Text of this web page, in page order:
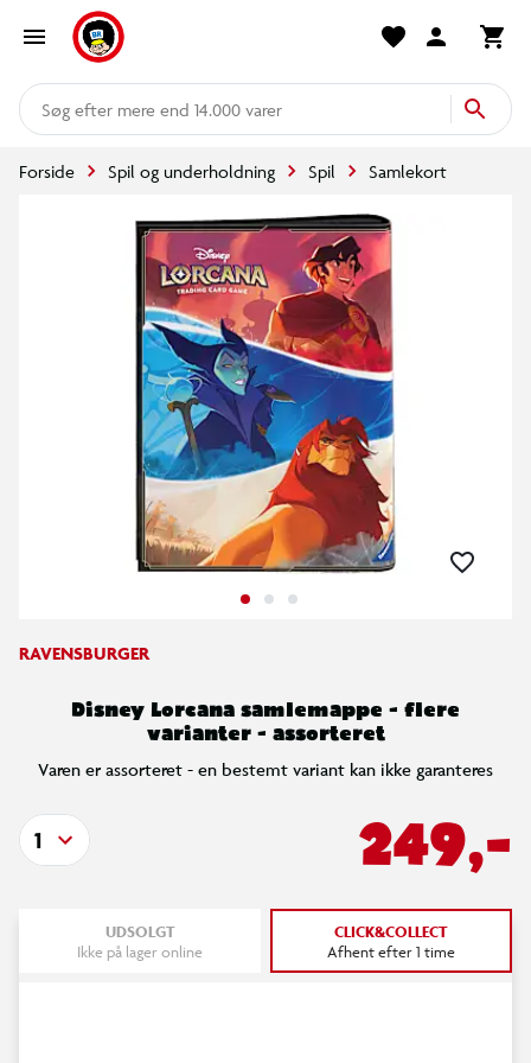
mere end 14.000 varer
Forside Spil og underholdning Spil Samlekort
RAVENSBURGER
Disney Lorcana samlemappe - flere
varianter - assorteret
Varen er assorteret - en bestemt variant kan ikke garanteres
249,-
1
UDSOLGT
Ikke på lager online
CLICK&COLLECT
Afhent efter 1 time